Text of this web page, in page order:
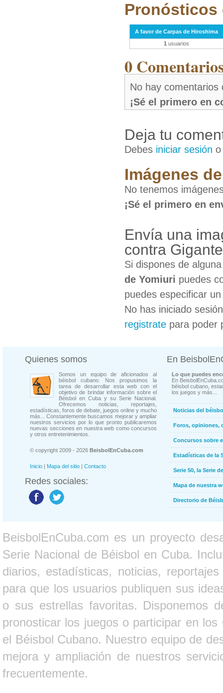
Pronósticos
A favor de Carpas de Hiroshima
1 usuarios
0
No hay comentarios
¡Sé el primero en
Deja tu
Debes iniciar sesión
Imágenes
No tenemos
¡Sé el primero en
Envía una
contra
Si dispones de
de Yomiuri puedes
puedes especificar
No has iniciado
registrate para poder
Quienes somos
Somos un equipo de aficionados al
béisbol cubano. Nos propusimos la
tarea de desarrollar esta web con el
objetivo de brindar información sobre el
Béisbol en Cuba y su Serie Nacional.
Ofrecemos noticias, reportajes,
estadísticas, foros de debate, juegos online y mucho
más... Constantemente buscamos mejorar y ampliar
nuestros servicios por lo que pronto publicaremos
nuevas secciones en nuestra web como concursos
y otros entretenimientos.
© copyright 2009 - 2026 BeisbolEnCuba.com
Inicio | Mapa del sitio | Contacto
Redes sociales:
En
Lo que puedes
En
béisbol cubano,
los juegos y más...
Noticias del
Foros, opiniones,
Concursos sobre
Estadísticas de la
Serie 50, la Serie
Mapa de nuestra
Directorio de
BeisbolEnCuba.com es un proyecto
Serie Nacional de Béisbol en Cuba.
diarios, estadísticas, noticias,
para que los usuarios publiquen sus
o sus estrellas favoritas. Disponemos
pronosticar los juegos o participar en
el Béisbol Cubano. Nuestro equipo de
mejora y ampliación de nuestros
frecuentemente.